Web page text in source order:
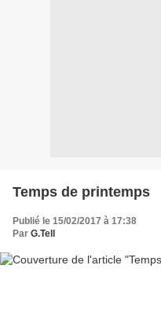
Temps de printemps
Publié le 15/02/2017 à 17:38
Par G.Tell